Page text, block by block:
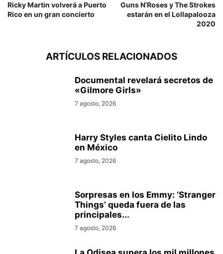
Ricky Martin volverá a Puerto
Rico en un gran concierto
Guns N’Roses y The Strokes
estarán en el Lollapalooza
2020
ARTÍCULOS RELACIONADOS
Documental revelará secretos de
«Gilmore Girls»
7 agosto, 2026
Harry Styles canta Cielito Lindo
en México
7 agosto, 2026
Sorpresas en los Emmy: ‘Stranger
Things’ queda fuera de las
principales...
7 agosto, 2026